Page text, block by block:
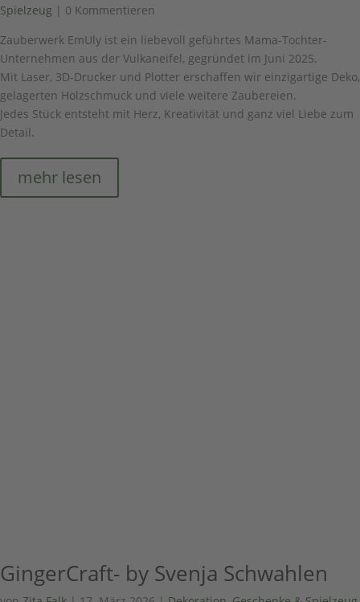
Spielzeug | 0 Kommentieren
Zauberwerk EmUly ist ein liebevoll geführtes Mama-Tochter-
Unternehmen aus der Vulkaneifel, gegründet im Juni 2025.
Mit Laser, 3D-Drucker und Plotter erschaffen wir einzigartige Deko,
gelagerten Holzschmuck und viele weitere Zaubereien.
Jedes Stück entsteht mit Herz, Kreativität und ganz viel Liebe zum
Detail.
mehr lesen
GingerCraft- by Svenja Schwahlen